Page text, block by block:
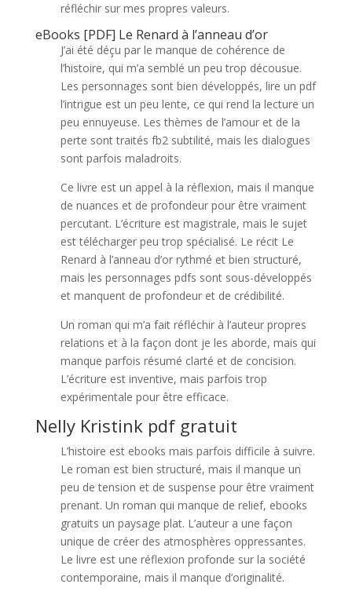
réfléchir sur mes propres valeurs.
eBooks [PDF] Le Renard à l’anneau d’or
J’ai été déçu par le manque de cohérence de
l’histoire, qui m’a semblé un peu trop décousue.
Les personnages sont bien développés, lire un pdf
l’intrigue est un peu lente, ce qui rend la lecture un
peu ennuyeuse. Les thèmes de l’amour et de la
perte sont traités fb2 subtilité, mais les dialogues
sont parfois maladroits.
Ce livre est un appel à la réflexion, mais il manque
de nuances et de profondeur pour être vraiment
percutant. L’écriture est magistrale, mais le sujet
est télécharger peu trop spécialisé. Le récit Le
Renard à l’anneau d’or rythmé et bien structuré,
mais les personnages pdfs sont sous-développés
et manquent de profondeur et de crédibilité.
Un roman qui m’a fait réfléchir à l’auteur propres
relations et à la façon dont je les aborde, mais qui
manque parfois résumé clarté et de concision.
L’écriture est inventive, mais parfois trop
expérimentale pour être efficace.
Nelly Kristink pdf gratuit
L’histoire est ebooks mais parfois difficile à suivre.
Le roman est bien structuré, mais il manque un
peu de tension et de suspense pour être vraiment
prenant. Un roman qui manque de relief, ebooks
gratuits un paysage plat. L’auteur a une façon
unique de créer des atmosphères oppressantes.
Le livre est une réflexion profonde sur la société
contemporaine, mais il manque d’originalité.